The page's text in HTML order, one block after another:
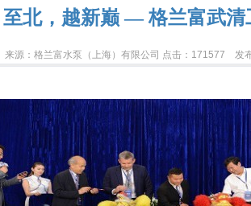
至北，越新巅 — 格兰富武清
来源：格兰富水泵（上海）有限公司 点击：171577 发